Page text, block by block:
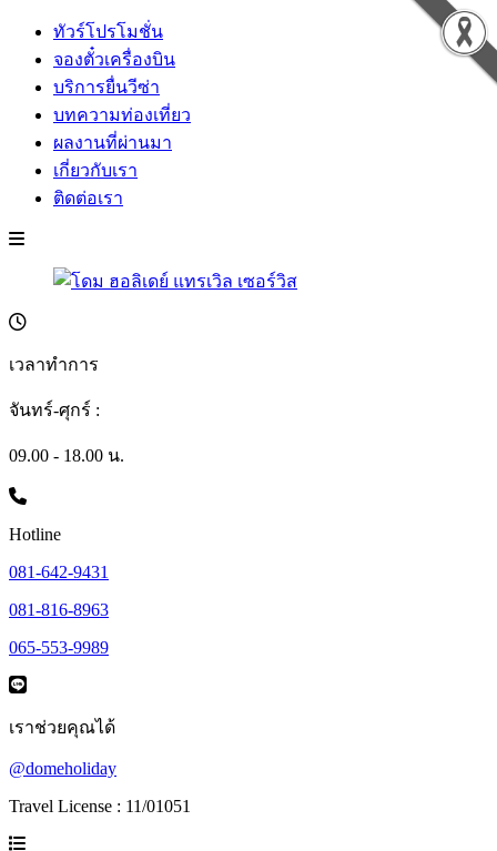
ทัวร์โปรโมชั่น
จองตั๋วเครื่องบิน
บริการยื่นวีซ่า
บทความท่องเที่ยว
ผลงานที่ผ่านมา
เกี่ยวกับเรา
ติดต่อเรา
เวลาทำการ
จันทร์-ศุกร์ :
09.00 - 18.00 น.
Hotline
081-642-9431
081-816-8963
065-553-9989
เราช่วยคุณได้
@domeholiday
Travel License : 11/01051